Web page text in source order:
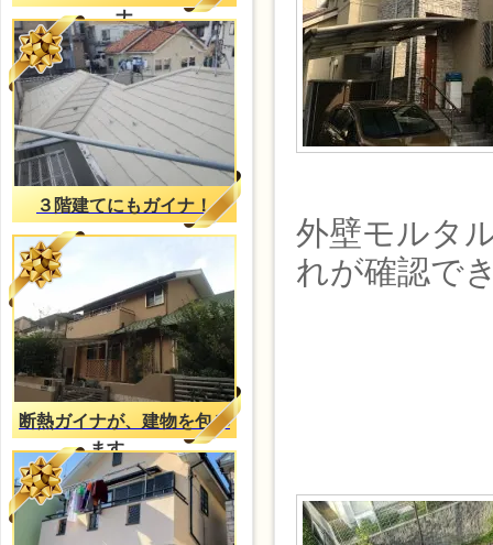
ナ
３階建てにもガイナ！
断熱ガイナが、建物を包み
ます。。
外壁モルタ
れが確認で